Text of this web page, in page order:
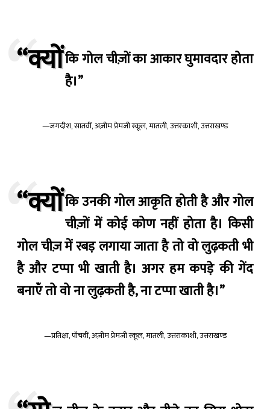
“क्योंकि गोल चीज़ों का आकार घुमावदार होता
है।”
—जगदीश, सातवीं, अज़ीम प्रेमजी स्कूल, मातली, उत्तरकाशी, उत्तराखण्ड
“क्योंकि उनकी गोल आकृति होती है और गोल
चीज़ों में कोई कोण नहीं होता है। किसी
गोल चीज़ में रबड़ लगाया जाता है तो वो लुढ़कती भी
है और टप्पा भी खाती है। अगर हम कपड़े की गेंद
बनाऍं तो वो ना लुढ़कती है, ना टप्पा खाती है।”
—प्रतिक्षा, पॉंचवीं, अज़ीम प्रेमजी स्कूल, मातली, उत्तराकाशी, उत्तराखण्ड